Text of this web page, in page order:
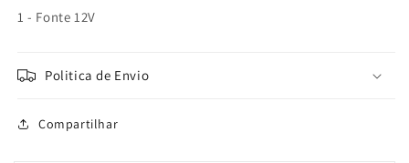
1 - Fonte 12V
Politica de Envio
Compartilhar